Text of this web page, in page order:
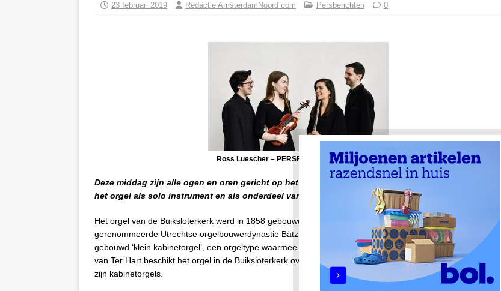
23 februari 2019 Redactie AmsterdamNoord com Persberichten 0
Ross Luescher – PERSFOTO © Lisette Carlebur
Deze middag zijn alle ogen en oren gericht op het orgel van het Buiksloterkerk. Kom en geniet van
het orgel als solo instrument en als onderdeel van kamermuziek.
Het orgel van de Buiksloterkerk werd in 1858 gebouwd door H. ter Hart, een voormalige werknemer van de
gerenommeerde Utrechtse orgelbouwerdynastie Bätz. Het orgel in de Buiksloterkerk is een op grote schaal
gebouwd ‘klein kabinetorgel’, een orgeltype waarmee Ter Hart furore maakte. Dankzij de vakkundigheid
van Ter Hart beschikt het orgel in de Buiksloterkerk over dezelfde zachtaardige en zangerige kwaliteiten als
zijn kabinetorgels.